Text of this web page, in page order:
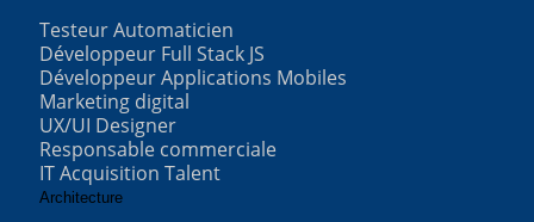
Testeur Automaticien
Développeur Full Stack JS
Développeur Applications Mobiles
Marketing digital
UX/UI Designer
Responsable commerciale
IT Acquisition Talent
Architecture